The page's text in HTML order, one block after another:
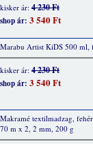
kisker ár: 4 230 Ft
shop ár: 3 540 Ft
Marabu Artist KiDS 500 ml,
kisker ár: 4 230 Ft
shop ár: 3 540 Ft
Makramé textilmadzag,
70 m x 2, 2 mm, 200 g